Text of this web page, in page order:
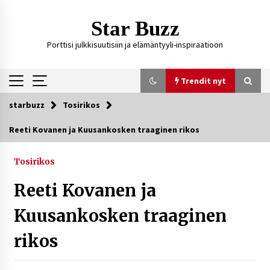
Star Buzz
Porttisi julkkisuutisiin ja elämäntyyli-inspiraatioon
Trendit nyt
Trendit nyt
Ali Leiniö vankila – mitä väitteistä tiedetään?
5 päivää sitten
starbuzz Tosirikos
Reeti Kovanen ja Kuusankosken traaginen rikos
Tosirikos
Reeti Kovanen ja
Kuusankosken traaginen
rikos